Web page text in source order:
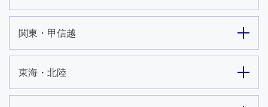
関東・甲信越
東海・北陸